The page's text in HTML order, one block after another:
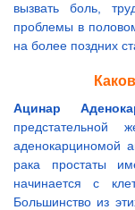
вызвать боль,
проблемы в
на более поздних
Ацинар
предстательной
аденокарциномой
рака простаты
начинается с
Большинство из